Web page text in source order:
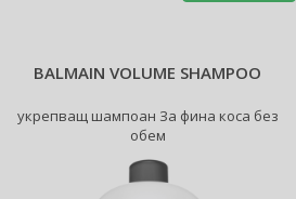
BALMAIN VOLUME SHAMPOO
укрепващ шампоан За фина коса без
обем